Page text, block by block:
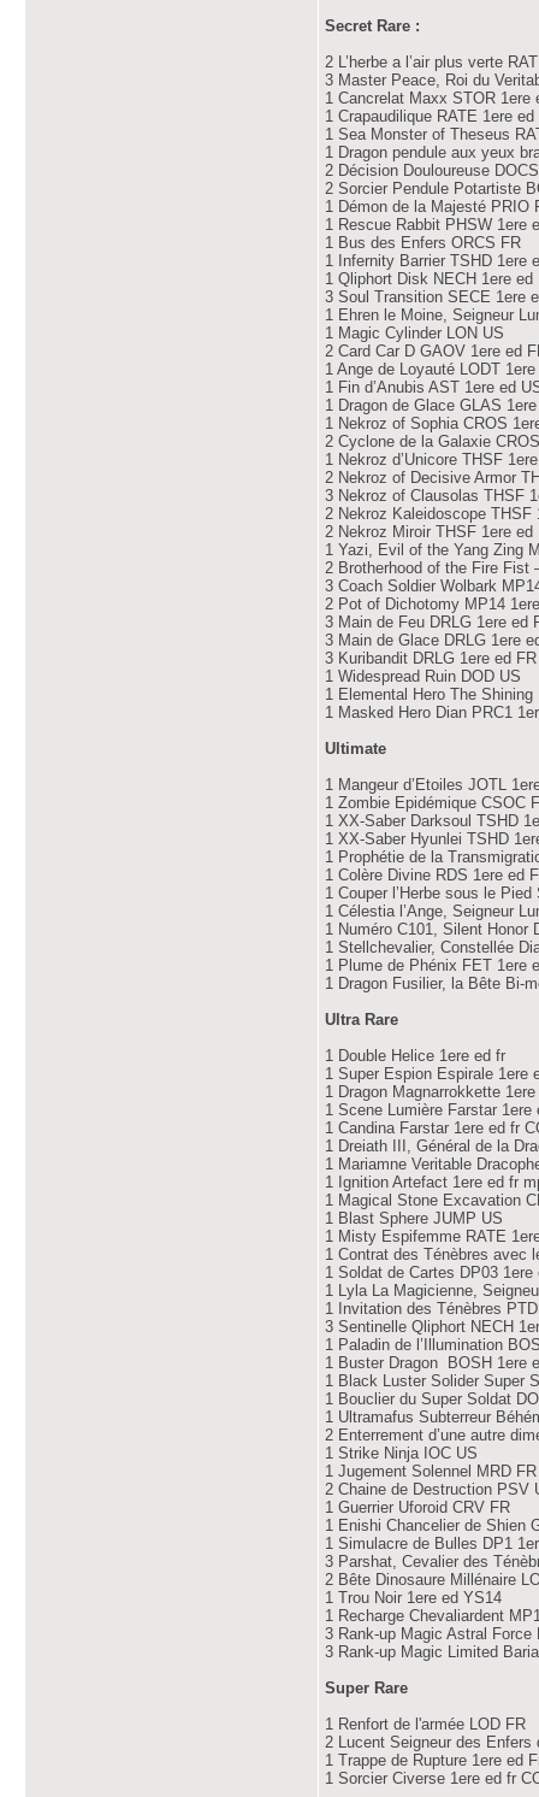
Secret Rare :
2 L’herbe a l’air plus verte
3 Master Peace, Roi du
1 Cancrelat Maxx STOR 1ere
1 Crapaudilique RATE 1ere ed
1 Sea Monster of Theseus
1 Dragon pendule aux yeux
2 Décision Douloureuse
2 Sorcier Pendule Potartiste
1 Démon de la Majesté PRIO
1 Rescue Rabbit PHSW 1ere
1 Bus des Enfers ORCS FR
1 Infernity Barrier TSHD 1ere
1 Qliphort Disk NECH 1ere ed
3 Soul Transition SECE 1ere
1 Ehren le Moine, Seigneur
1 Magic Cylinder LON US
2 Card Car D GAOV 1ere ed
1 Ange de Loyauté LODT
1 Fin d’Anubis AST 1ere ed
1 Dragon de Glace GLAS
1 Nekroz of Sophia CROS
2 Cyclone de la Galaxie
1 Nekroz d’Unicore THSF
2 Nekroz of Decisive Armor
3 Nekroz of Clausolas THSF
2 Nekroz Kaleidoscope THSF
2 Nekroz Miroir THSF 1ere ed
1 Yazi, Evil of the Yang Zing
2 Brotherhood of the Fire Fist
3 Coach Soldier Wolbark
2 Pot of Dichotomy MP14
3 Main de Feu DRLG 1ere ed
3 Main de Glace DRLG 1ere
3 Kuribandit DRLG 1ere ed FR
1 Widespread Ruin DOD US
1 Elemental Hero The Shining
1 Masked Hero Dian PRC1
Ultimate
1 Mangeur d’Etoiles JOTL
1 Zombie Epidémique CSOC
1 XX-Saber Darksoul TSHD
1 XX-Saber Hyunlei TSHD
1 Prophétie de la
1 Colère Divine RDS 1ere ed
1 Couper l’Herbe sous le
1 Célestia l’Ange, Seigneur
1 Numéro C101, Silent Honor
1 Stellchevalier, Constellée
1 Plume de Phénix FET 1ere
1 Dragon Fusilier, la Bête Bi-
Ultra Rare
1 Double Helice 1ere ed fr
1 Super Espion Espirale 1ere
1 Dragon Magnarrokkette
1 Scene Lumière Farstar 1ere
1 Candina Farstar 1ere ed fr
1 Dreiath III, Général de la
1 Mariamne Veritable
1 Ignition Artefact 1ere ed fr
1 Magical Stone Excavation
1 Blast Sphere JUMP US
1 Misty Espifemme RATE
1 Contrat des Ténèbres avec
1 Soldat de Cartes DP03 1ere
1 Lyla La Magicienne,
1 Invitation des Ténèbres
3 Sentinelle Qliphort NECH
1 Paladin de l’Illumination
1 Buster Dragon BOSH 1ere
1 Black Luster Solider Super
1 Bouclier du Super Soldat
1 Ultramafus Subterreur
2 Enterrement d’une autre
1 Strike Ninja IOC US
1 Jugement Solennel MRD FR
2 Chaine de Destruction PSV
1 Guerrier Uforoid CRV FR
1 Enishi Chancelier de Shien
1 Simulacre de Bulles DP1
3 Parshat, Cevalier des
2 Bête Dinosaure Millénaire
1 Trou Noir 1ere ed YS14
1 Recharge Chevaliardent
3 Rank-up Magic Astral Force
3 Rank-up Magic Limited
Super Rare
1 Renfort de l'armée LOD FR
2 Lucent Seigneur des Enfers
1 Trappe de Rupture 1ere ed
1 Sorcier Civerse 1ere ed fr